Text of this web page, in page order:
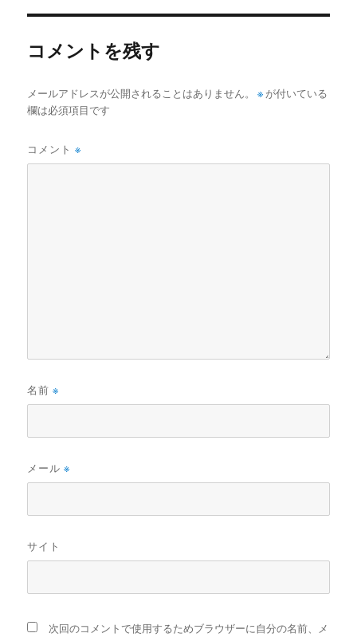
コメントを残す
メールアドレスが公開されることはありません。 ※ が付いている
欄は必須項目です
コメント※
名前※
メール※
サイト
次回のコメントで使用するためブラウザーに自分の名前、メ